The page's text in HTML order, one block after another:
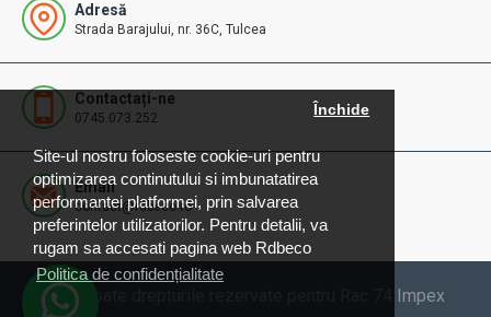
Site-ul nostru foloseste cookie-uri pentru
optimizarea continutului si imbunatatirea
performantei platformei, prin salvarea
preferintelor utilizatorilor. Pentru detalii, va
rugam sa accesati pagina web Rdbeco
Politica de confidențialitate
Închide
Adresă
Strada Barajului, nr. 36C, Tulcea
Contactați-ne
0745.073.252
Email
contact@rdbeco.ro
© 2025 Toate drepturile rezervate pentru Rac 74 Impex